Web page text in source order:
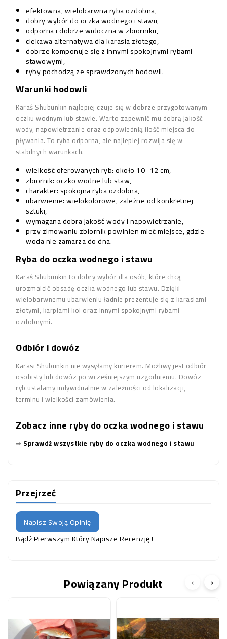
efektowna, wielobarwna ryba ozdobna,
dobry wybór do oczka wodnego i stawu,
odporna i dobrze widoczna w zbiorniku,
ciekawa alternatywa dla karasia złotego,
dobrze komponuje się z innymi spokojnymi rybami
stawowymi,
ryby pochodzą ze sprawdzonych hodowli.
Warunki hodowli
Karaś Shubunkin najlepiej czuje się w dobrze przygotowanym
oczku wodnym lub stawie. Warto zapewnić mu dobrą jakość
wody, napowietrzanie oraz odpowiednią ilość miejsca do
pływania. To ryba odporna, ale najlepiej rozwija się w
stabilnych warunkach.
wielkość oferowanych ryb: około 10–12 cm,
zbiornik: oczko wodne lub staw,
charakter: spokojna ryba ozdobna,
ubarwienie: wielokolorowe, zależne od konkretnej
sztuki,
wymagana dobra jakość wody i napowietrzanie,
przy zimowaniu zbiornik powinien mieć miejsce, gdzie
woda nie zamarza do dna.
Ryba do oczka wodnego i stawu
Karaś Shubunkin to dobry wybór dla osób, które chcą
urozmaicić obsadę oczka wodnego lub stawu. Dzięki
wielobarwnemu ubarwieniu ładnie prezentuje się z karasiami
złotymi, karpiami koi oraz innymi spokojnymi rybami
ozdobnymi.
Odbiór i dowóz
Karasi Shubunkin nie wysyłamy kurierem. Możliwy jest odbiór
osobisty lub dowóz po wcześniejszym uzgodnieniu. Dowóz
ryb ustalamy indywidualnie w zależności od lokalizacji,
terminu i wielkości zamówienia.
Zobacz inne ryby do oczka wodnego i stawu
➡ Sprawdź wszystkie ryby do oczka wodnego i stawu
Przejrzeć
Napisz Swoją Opinię
Bądź Pierwszym Który Napisze Recenzję !
Powiązany Produkt ‹ ›